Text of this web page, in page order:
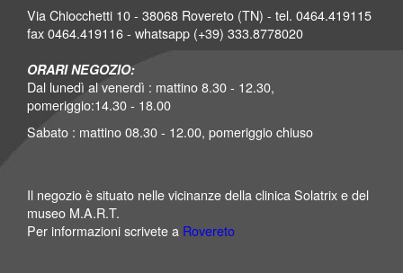
Via Chiocchetti 10 - 38068 Rovereto (TN) - tel. 0464.419115
fax 0464.419116 - whatsapp (+39) 333.8778020
ORARI NEGOZIO:
Dal lunedì al venerdì : mattino 8.30 - 12.30,
pomeriggio:14.30 - 18.00
Sabato : mattino 08.30 - 12.00, pomeriggio chiuso
Il negozio è situato nelle vicinanze della clinica Solatrix e del
museo M.A.R.T.
Per informazioni scrivete a Rovereto